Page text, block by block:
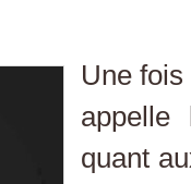
Une fois
appelle
quant